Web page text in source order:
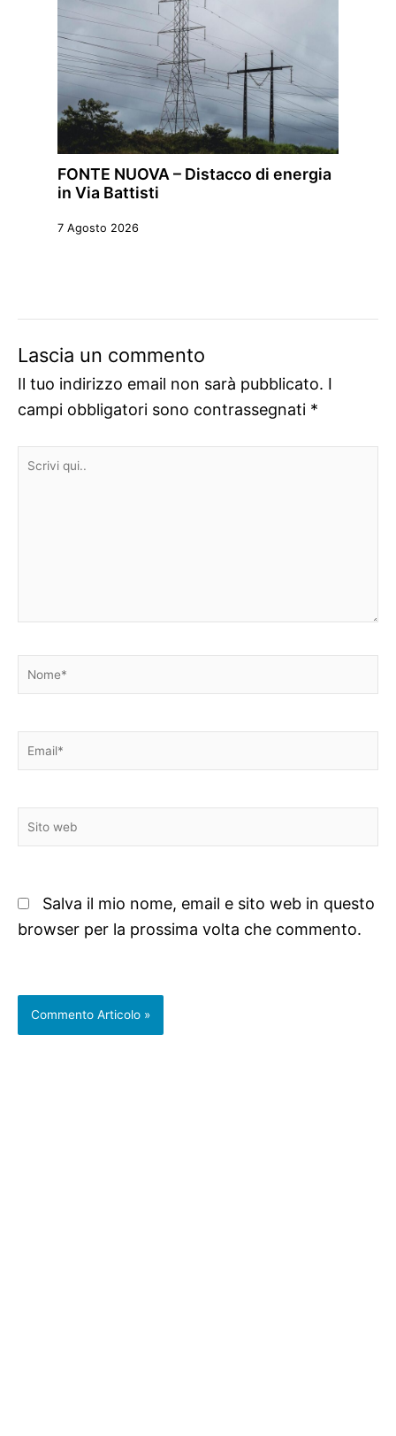
FONTE NUOVA – Distacco di energia
in Via Battisti
7 Agosto 2026
Lascia un commento
Il tuo indirizzo email non sarà pubblicato. I
campi obbligatori sono contrassegnati *
Scrivi
Nome*
Email*
Sito
web
Salva il mio nome, email e sito web in questo
browser per la prossima volta che commento.